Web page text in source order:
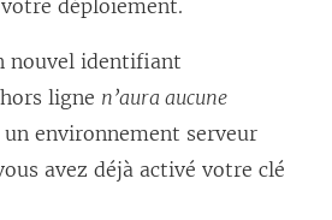
déploiement.
nouvel identifiant
ligne n’aura aucune
un environnement serveur
avez déjà activé votre clé